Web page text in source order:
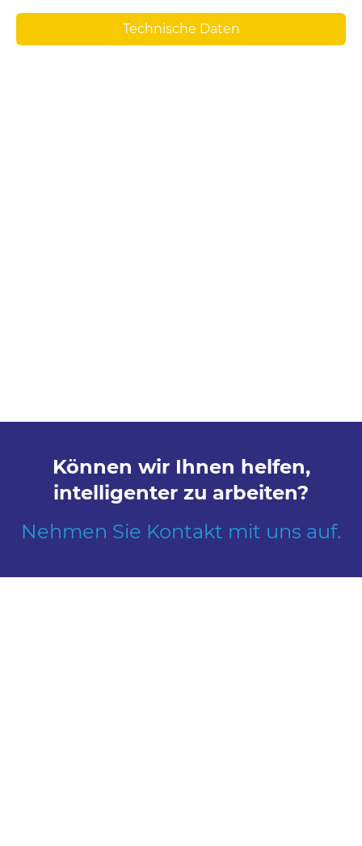
Technische Daten
Können wir Ihnen helfen,
intelligenter zu arbeiten?
Nehmen Sie Kontakt mit uns auf.